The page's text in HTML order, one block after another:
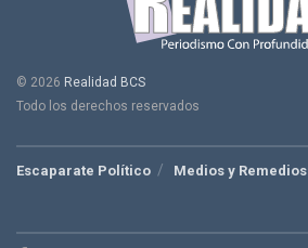
© 2026 Realidad BCS
Todo los derechos reservados
Escaparate Político Medios y Remedios